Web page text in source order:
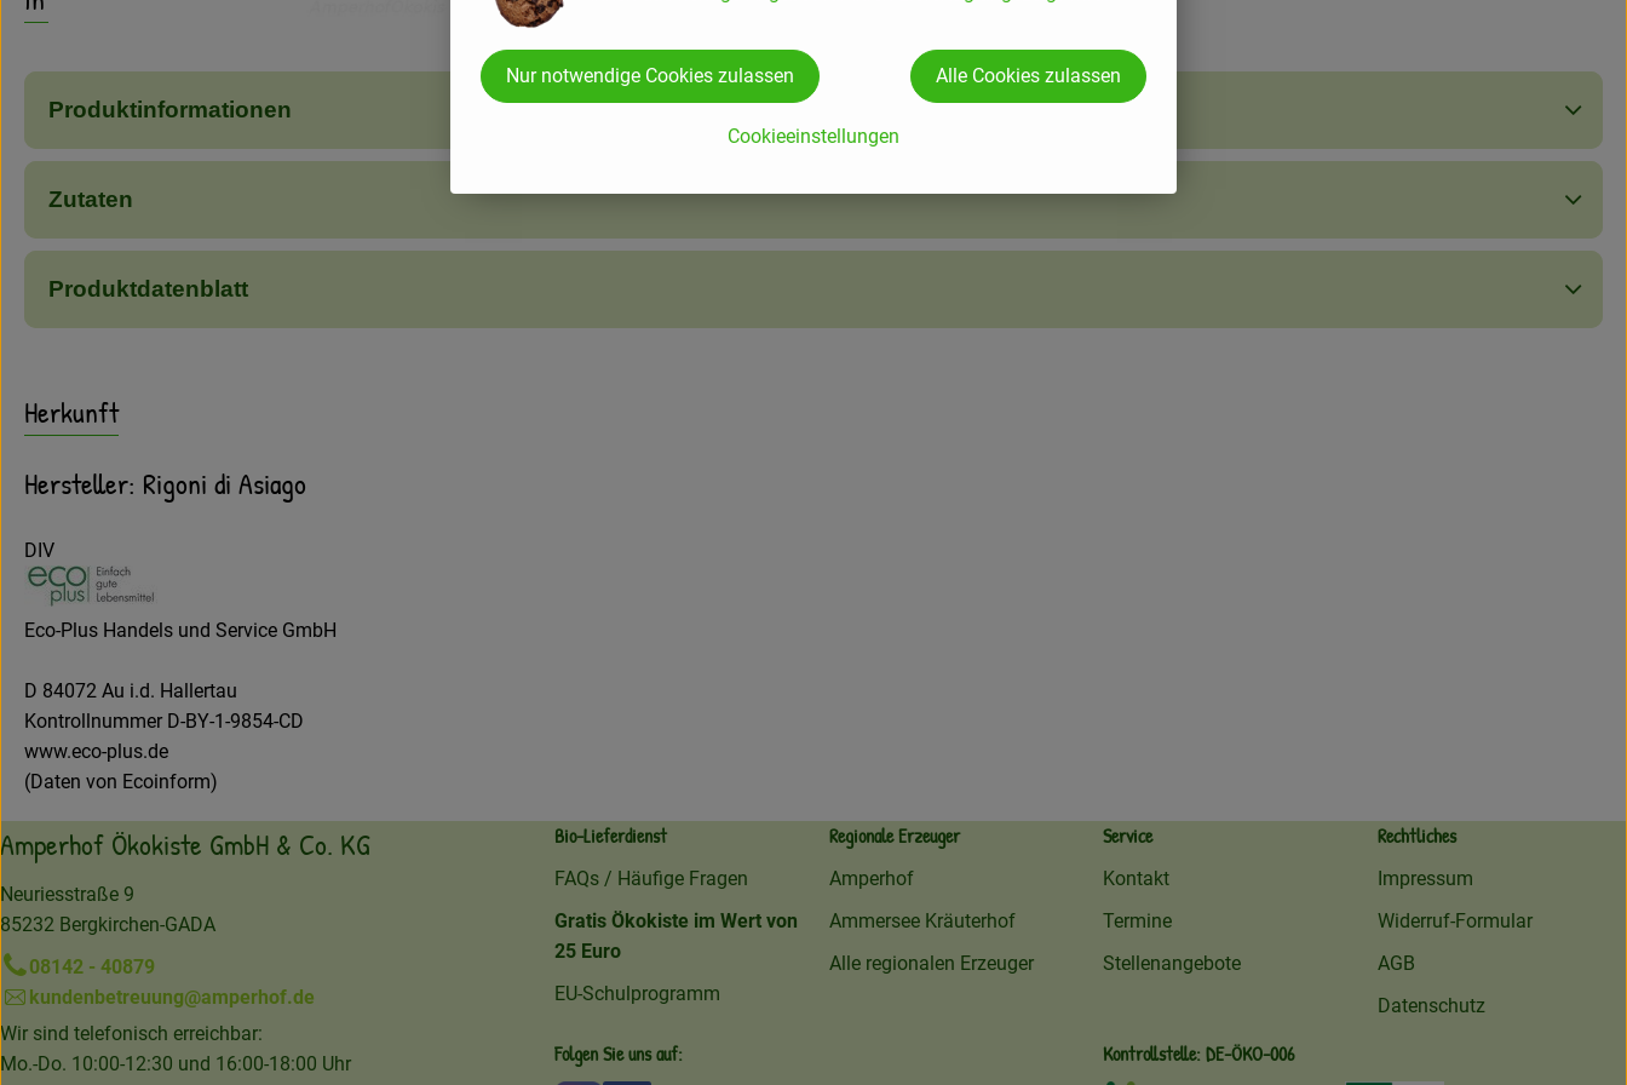
Produktinformationen
Zutaten
Produktdatenblatt
Herkunft
Hersteller: Rigoni di Asiago
DIV
Eco-Plus Handels und Service GmbH
D 84072 Au i.d. Hallertau
Kontrollnummer D-BY-1-9854-CD
www.eco-plus.de
(Daten von Ecoinform)
Amperhof Ökokiste GmbH & Co. KG
Neuriesstraße 9
85232 Bergkirchen-GADA
08142 - 40879
kundenbetreuung@amperhof.de
Wir sind telefonisch erreichbar:
Mo.-Do. 10:00-12:30 und 16:00-18:00 Uhr
Bio-Lieferdienst
FAQs / Häufige Fragen
Gratis Ökokiste im Wert von
25 Euro
EU-Schulprogramm
Regionale Erzeuger
Amperhof
Ammersee Kräuterhof
Alle regionalen Erzeuger
Service
Kontakt
Termine
Stellenangebote
Rechtliches
Impressum
Widerruf-Formular
AGB
Datenschutz
Folgen Sie uns auf: Kontrollstelle: DE-ÖKO-006
Cookieeinstellungen
Nur notwendige Cookies zulassen Alle Cookies zulassen